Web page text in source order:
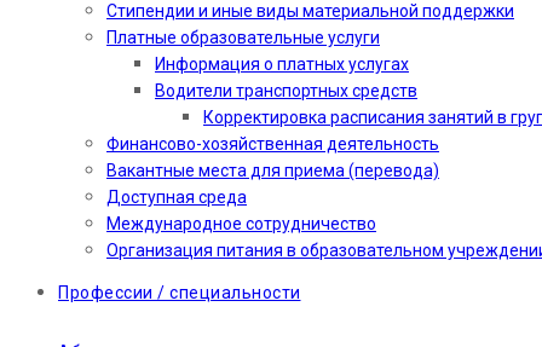
Стипендии и иные виды материальной поддержки
Платные образовательные услуги
Информация о платных услугах
Водители транспортных средств
Корректировка расписания занятий в
Финансово-хозяйственная деятельность
Вакантные места для приема (перевода)
Доступная среда
Международное сотрудничество
Организация питания в образовательном
Профессии / специальности